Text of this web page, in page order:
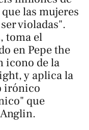
las mujeres
violadas".
toma el
en Pepe the
icono de la
, y aplica la
irónico
que